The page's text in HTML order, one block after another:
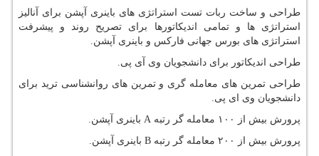
طراحی و ساخت ربات تست استراتژی های باینری آپشن برای آنالیز
استراتژی ها و تمامی اندیکاتورها برای تصریح روند و پیشرفت
استراتژی های بورس جهانی فارکس و باینری آپشن.
طراحی اندیکاتور برای دانشجویان وی آی پی.
طراحی تمرین های معامله گری و تمرین های روانشناسی ترید برای
دانشجویان وی ای پی.
پرورش بیش از ۱۰۰ معامله گر رتبه A باینری آپشن.
پرورش بیش از ۲۰۰ معامله گر رتبه B باینری آپشن.